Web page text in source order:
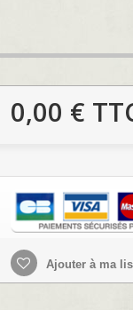
0,00 €
Ajouter à ma